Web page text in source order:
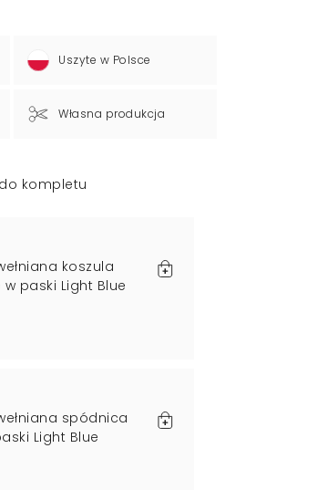
Uszyte w Polsce
Własna produkcja
kompletu
koszula
w paski Light Blue
spódnica
Light Blue